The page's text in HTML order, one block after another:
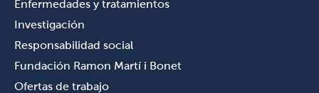
Enfermedades y tratamientos
Investigación
Responsabilidad social
Fundación Ramon Martí i Bonet
Ofertas de trabajo